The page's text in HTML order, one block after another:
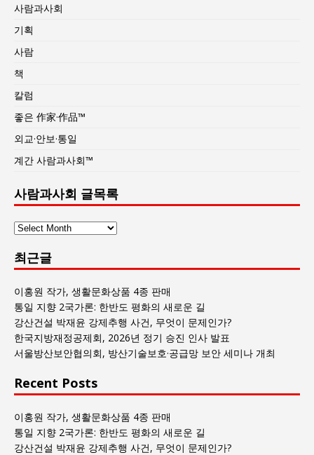
사람과사회
기획
사람
책
칼럼
좋은 作家·作品™
외교·안보·통일
계간 사람과사회™
사람과사회 글목록
사
과
사
회
글
목
록
최근글
이홍원 작가, 생활문화상품 4종 판매
통일 지향 2국가론: 한반도 평화의 새로운 길
강산건설 박재윤 강제추행 사건, 무엇이 문제인가?
한국지방재정공제회, 2026년 정기 승진 인사 발표
서울방산보안협의회, 방산기술보호·공급망 보안 세미나 개최
Recent Posts
이홍원 작가, 생활문화상품 4종 판매
통일 지향 2국가론: 한반도 평화의 새로운 길
강산건설 박재윤 강제추행 사건, 무엇이 문제인가?